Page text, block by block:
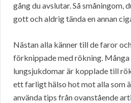
gång du avslutar. Så småningom,
gott och aldrig tända en annan
Nästan alla känner till de faror
förknippade med rökning.
lungsjukdomar är kopplade till
ett farligt hälso hot mot alla som
använda tips från ovanstående